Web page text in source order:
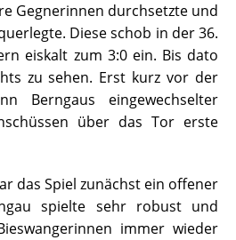
Gegnerinnen durchsetzte und
Diese schob in der 36.
eiskalt zum 3:0 ein. Bis dato
zu sehen. Erst kurz vor der
Berngaus eingewechselter
über das Tor erste
das Spiel zunächst ein offener
spielte sehr robust und
immer wieder